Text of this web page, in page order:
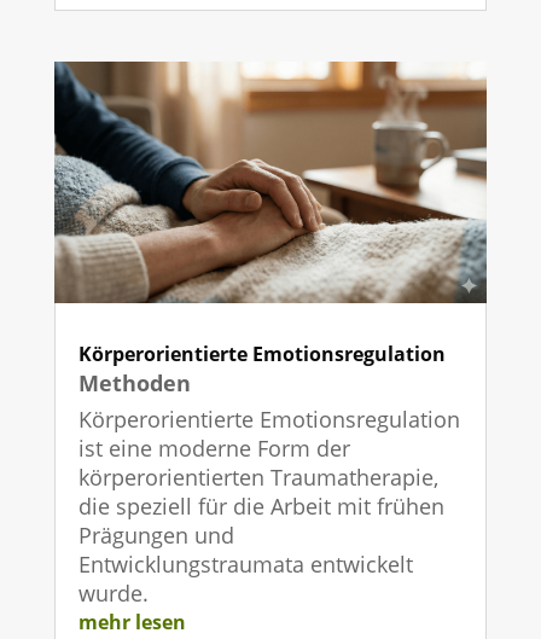
Körperorientierte Emotionsregulation
Methoden
Körperorientierte Emotionsregulation
ist eine moderne Form der
körperorientierten Traumatherapie,
die speziell für die Arbeit mit frühen
Prägungen und
Entwicklungstraumata entwickelt
wurde.
mehr lesen